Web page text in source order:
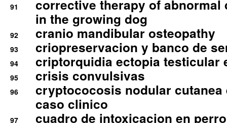
91
corrective therapy of abnormal
in the growing dog
92 cranio mandibular osteopathy
93 criopreservacion y banco de
94 criptorquidia ectopia testicular
95 crisis convulsivas
96
cryptococosis nodular cutanea
caso clinico
97
cuadro de intoxicacion en